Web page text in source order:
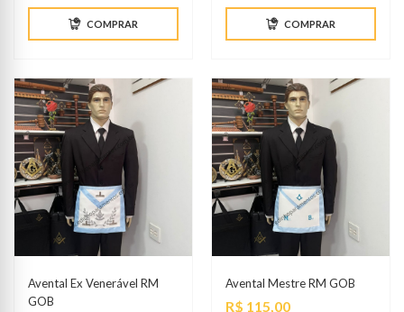
COMPRAR COMPRAR
Avental Ex Venerável RM
GOB
Avental Mestre RM GOB
Preço
R$ 115,00